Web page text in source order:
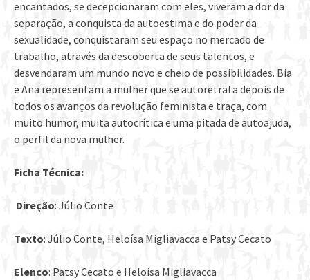
encantados, se decepcionaram com eles, viveram a dor da
separação, a conquista da autoestima e do poder da
sexualidade, conquistaram seu espaço no mercado de
trabalho, através da descoberta de seus talentos, e
desvendaram um mundo novo e cheio de possibilidades. Bia
e Ana representam a mulher que se autoretrata depois de
todos os avanços da revolução feminista e traça, com
muito humor, muita autocrítica e uma pitada de autoajuda,
o perfil da nova mulher.
Ficha Técnica:
Direção: Júlio Conte
Texto: Júlio Conte, Heloísa Migliavacca e Patsy Cecato
Elenco: Patsy Cecato e Heloísa Migliavacca